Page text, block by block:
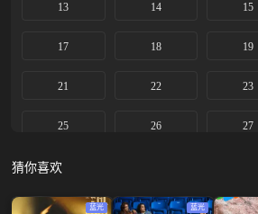
13 14 15
17 18 19
21 22 23
25 26 27
29
猜你喜欢
蓝光 蓝光